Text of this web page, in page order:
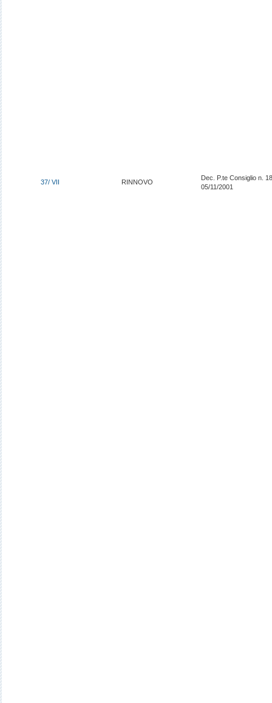
37/ VII RINNOVO
Dec. P.te Consiglio n.
05/11/2001